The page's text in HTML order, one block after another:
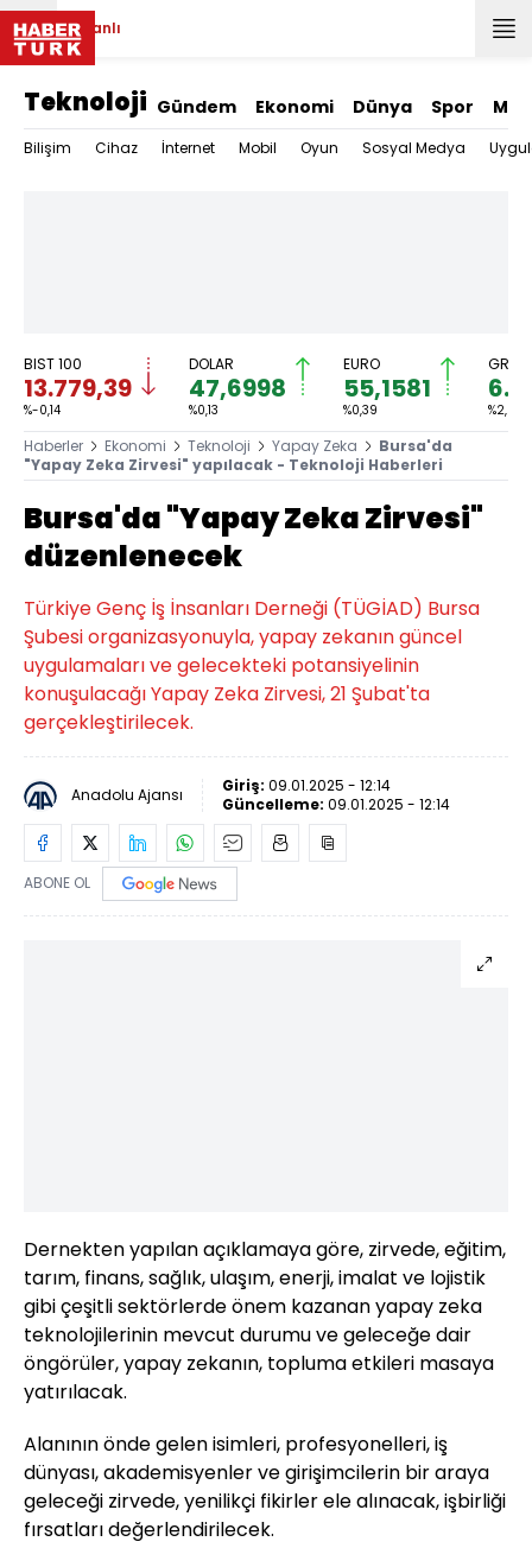
Canlı
Teknoloji Gündem Ekonomi Dünya Spor
Bilişim Cihaz İnternet Mobil Oyun Sosyal Medya
BIST 100
13.779,39
%-0,14
DOLAR
47,6998
%0,13
EURO
55,1581
%0,39 %2,59
Haberler Ekonomi Teknoloji Yapay Zeka
Bursa'da
"Yapay Zeka Zirvesi" yapılacak - Teknoloji Haberleri
Bursa'da "Yapay Zeka Zirvesi"
düzenlenecek
Türkiye Genç İş İnsanları Derneği (TÜGİAD) Bursa
Şubesi organizasyonuyla, yapay zekanın güncel
uygulamaları ve gelecekteki potansiyelinin
konuşulacağı Yapay Zeka Zirvesi, 21 Şubat'ta
gerçekleştirilecek.
Anadolu Ajansı Giriş: 09.01.2025 - 12:14
Güncelleme: 09.01.2025 - 12:14
ABONE OL
Dernekten yapılan açıklamaya göre, zirvede, eğitim,
tarım, finans, sağlık, ulaşım, enerji, imalat ve lojistik
gibi çeşitli sektörlerde önem kazanan yapay zeka
teknolojilerinin mevcut durumu ve geleceğe dair
öngörüler, yapay zekanın, topluma etkileri masaya
yatırılacak.
Alanının önde gelen isimleri, profesyonelleri, iş
dünyası, akademisyenler ve girişimcilerin bir araya
geleceği zirvede, yenilikçi fikirler ele alınacak, işbirliği
fırsatları değerlendirilecek.